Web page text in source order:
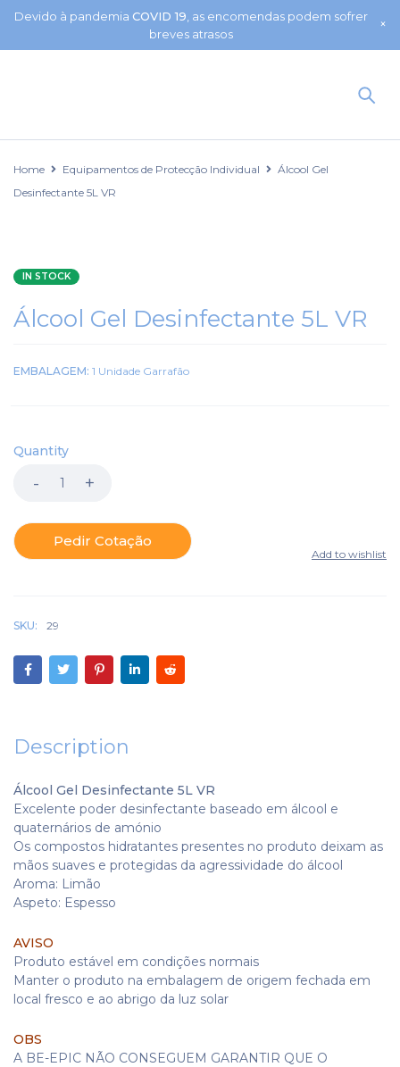
Devido à pandemia COVID 19 , as encomendas podem sofrer
breves atrasos
Home Equipamentos de Protecção Individual
Álcool Gel
Desinfectante 5L VR
IN STOCK
Álcool Gel Desinfectante 5L VR
EMBALAGEM: 1 Unidade Garrafão
Quantity
Pedir Cotação
SKU: 29
Description
Álcool Gel Desinfectante 5L VR
Excelente poder desinfectante baseado em álcool e
quaternários de amónio
Os compostos hidratantes presentes no produto deixam as
mãos suaves e protegidas da agressividade do álcool
Aroma: Limão
Aspeto: Espesso
AVISO
Produto estável em condições normais
Manter o produto na embalagem de origem fechada em
local fresco e ao abrigo da luz solar
OBS
A BE-EPIC NÃO CONSEGUEM GARANTIR QUE O